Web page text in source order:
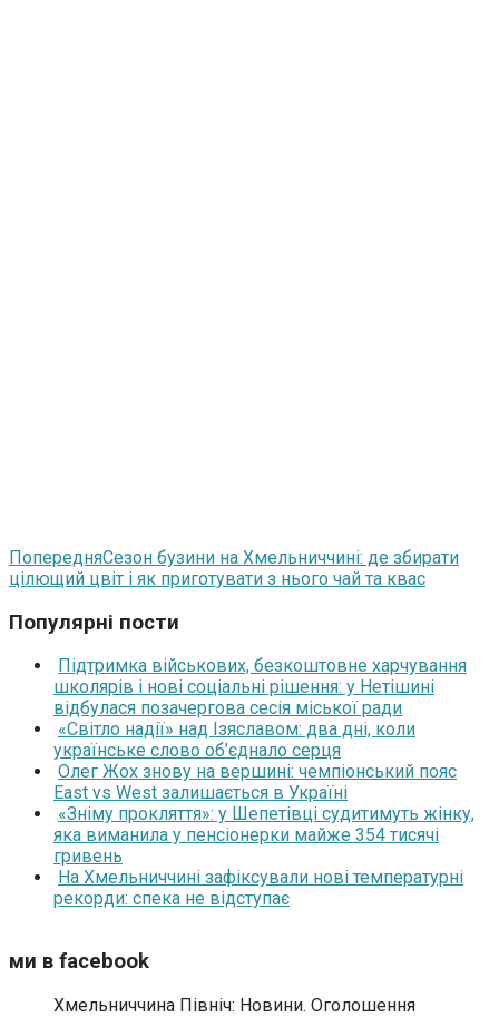
ПопередняСезон бузини на Хмельниччині: де збирати
цілющий цвіт і як приготувати з нього чай та квас
Популярні пости
Підтримка військових, безкоштовне харчування
школярів і нові соціальні рішення: у Нетішині
відбулася позачергова сесія міської ради
«Світло надії» над Ізяславом: два дні, коли
українське слово об’єднало серця
Олег Жох знову на вершині: чемпіонський пояс
East vs West залишається в Україні
«Зніму прокляття»: у Шепетівці судитимуть жінку,
яка виманила у пенсіонерки майже 354 тисячі
гривень
На Хмельниччині зафіксували нові температурні
рекорди: спека не відступає
ми в facebook
Хмельниччина Північ: Новини. Оголошення